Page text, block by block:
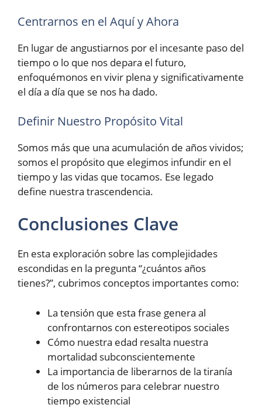
Centrarnos en el Aquí y Ahora
En lugar de angustiarnos por el incesante paso del
tiempo o lo que nos depara el futuro,
enfoquémonos en vivir plena y significativamente
el día a día que se nos ha dado.
Definir Nuestro Propósito Vital
Somos más que una acumulación de años vividos;
somos el propósito que elegimos infundir en el
tiempo y las vidas que tocamos. Ese legado
define nuestra trascendencia.
Conclusiones Clave
En esta exploración sobre las complejidades
escondidas en la pregunta “¿cuántos años
tienes?”, cubrimos conceptos importantes como:
La tensión que esta frase genera al
confrontarnos con estereotipos sociales
Cómo nuestra edad resalta nuestra
mortalidad subconscientemente
La importancia de liberarnos de la tiranía
de los números para celebrar nuestro
tiempo existencial